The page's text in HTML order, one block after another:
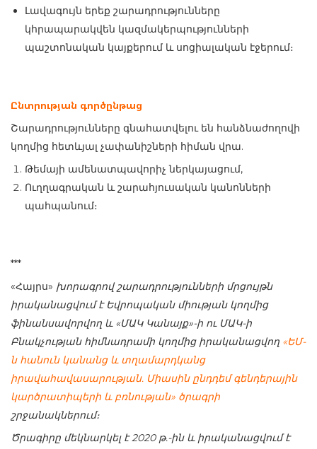
Լավագույն երեք շարադրությունները
կհրապարակվեն կազմակերպությունների
պաշտոնական կայքերում և սոցիալական էջերում։
Ընտրության գործընթաց
Շարադրությունները գնահատվելու են հանձնաժողովի
կողմից հետևյալ չափանիշների հիման վրա.
Թեմայի ամենատպավորիչ ներկայացում,
Ուղղագրական և շարահյուսական կանոնների
պահպանում։
***
«Հայրս» խորագրով շարադրությունների մրցույթն
իրականացվում է Եվրոպական միության կողմից
ֆինանսավորվող և «ՄԱԿ Կանայք»-ի ու ՄԱԿ-ի
Բնակչության հիմնադրամի կողմից իրականացվող «ԵՄ-
ն հանուն կանանց և տղամարդկանց
իրավահավասարության. Միասին ընդդեմ գենդերային
կարծրատիպերի և բռնության» ծրագրի
շրջանակներում։
Ծրագիրը մեկնարկել է 2020 թ.-ին և իրականացվում է